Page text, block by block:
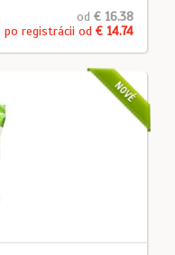
od € 16.38
po registrácii od € 14.74
NOVÉ